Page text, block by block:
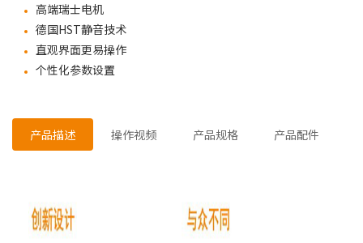
高端瑞士电机
德国HST静音技术
直观界面更易操作
个性化参数设置
产品描述 操作视频 产品规格 产品配件